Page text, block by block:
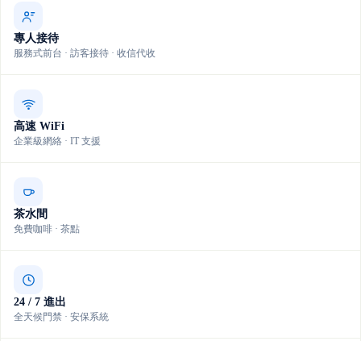
專人接待
服務式前台 · 訪客接待 · 收信代收
高速 WiFi
企業級網絡 · IT 支援
茶水間
免費咖啡 · 茶點
24 / 7 進出
全天候門禁 · 安保系統